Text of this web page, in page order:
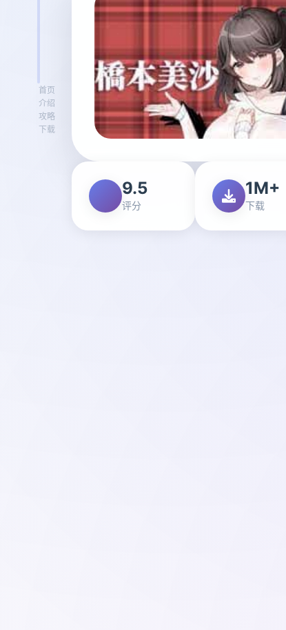
首页
介绍
攻略
下载
9.5
评分
1M+
下载